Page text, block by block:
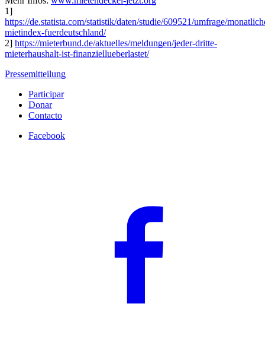
1]
https://de.statista.com/statistik/daten/studie/609521/umfrage/
mietindex-fuerdeutschland/
2] https://mieterbund.de/aktuelles/meldungen/jeder-dritte-
mieterhaushalt-ist-finanziellueberlastet/
Pressemitteilung
Participar
Donar
Contacto
Facebook